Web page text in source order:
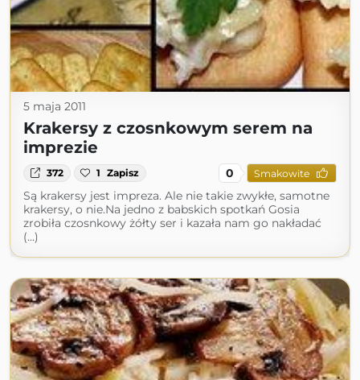
5 maja 2011
Krakersy z czosnkowym serem na
imprezie
372 1 Zapisz 0 Smakowite
Są krakersy jest impreza. Ale nie takie zwykłe, samotne
krakersy, o nie.Na jedno z babskich spotkań Gosia
zrobiła czosnkowy żółty ser i kazała nam go nakładać
(...)